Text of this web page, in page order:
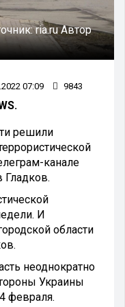
ria.ruАвтор
07:09 9843
решили
канале
Гладков.
И
области
неоднократно
Украины
февраля.